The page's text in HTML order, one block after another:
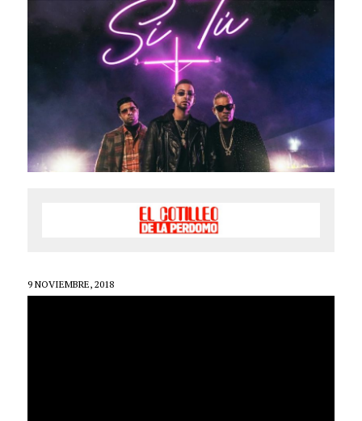
9 NOVIEMBRE, 2018